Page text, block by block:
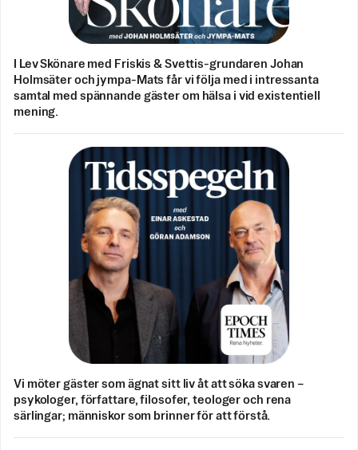
I Lev Skönare med Friskis & Svettis-grundaren Johan
Holmsäter och jympa-Mats får vi följa med i intressanta
samtal med spännande gäster om hälsa i vid existentiell
mening.
Vi möter gäster som ägnat sitt liv åt att söka svaren –
psykologer, författare, filosofer, teologer och rena
särlingar; människor som brinner för att förstå.